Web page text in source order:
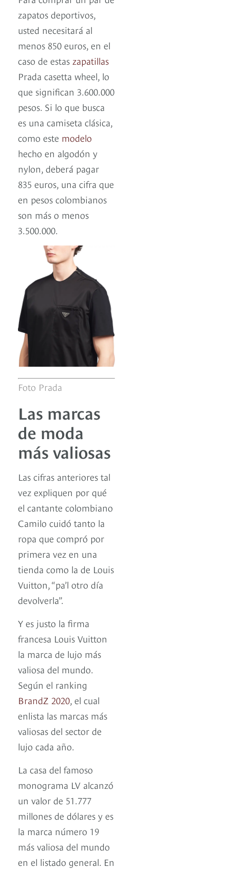
zapatos deportivos,
usted necesitará al
menos 850 euros, en el
caso de estas zapatillas
Prada casetta wheel, lo
que significan 3.600.000
pesos. Si lo que busca
es una camiseta clásica,
como este modelo
hecho en algodón y
nylon, deberá pagar
835 euros, una cifra que
en pesos colombianos
son más o menos
3.500.000.
Foto Prada
Las marcas
de moda
más valiosas
Las cifras anteriores tal
vez expliquen por qué
el cantante colombiano
Camilo cuidó tanto la
ropa que compró por
primera vez en una
tienda como la de Louis
Vuitton, “pa’l otro día
devolverla”.
Y es justo la firma
francesa Louis Vuitton
la marca de lujo más
valiosa del mundo.
Según el ranking
BrandZ 2020, el cual
enlista las marcas más
valiosas del sector de
lujo cada año.
La casa del famoso
monograma LV alcanzó
un valor de 51.777
millones de dólares y es
la marca número 19
más valiosa del mundo
en el listado general. En